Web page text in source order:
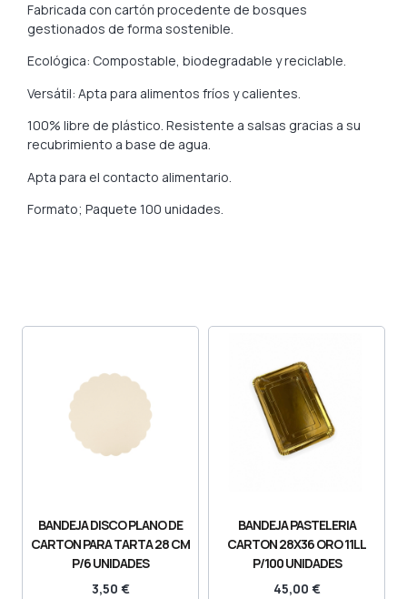
Fabricada con cartón procedente de bosques
gestionados de forma sostenible.
Ecológica: Compostable, biodegradable y reciclable.
Versátil: Apta para alimentos fríos y calientes.
100% libre de plástico. Resistente a salsas gracias a su
recubrimiento a base de agua.
Apta para el contacto alimentario.
Formato; Paquete 100 unidades.
BANDEJA DISCO PLANO DE
CARTON PARA TARTA 28 CM
P/6 UNIDADES
3,50 €
BANDEJA PASTELERIA
CARTON 28X36 ORO 11LL
P/100 UNIDADES
45,00 €